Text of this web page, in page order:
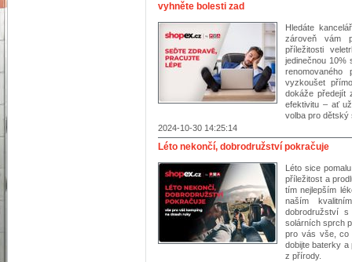
vyhněte bolesti zad
Hledáte
zároveň vám
příležitosti
jedinečnou 10%
vyzkoušet
dokáže předejít
efektivitu – ať
volba pro dětský
2024-10-30 14:25:14
Léto nekončí, dobrodružství pokračuje
Léto sice
příležitost a
tím nejlepším
naším
dobrodružství
solárních sprch
pro vás vše, co
dobijte baterky
z přírody.